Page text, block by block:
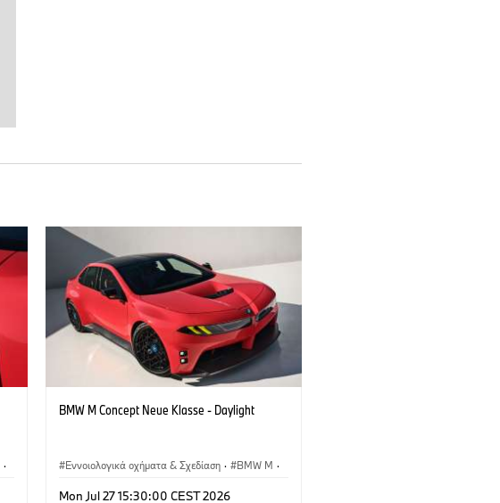
·
BMW M Concept Neue Klasse - Daylight
Εννοιολογικά οχήματα & Σχεδίαση · BMW M ·
Mon Jul 27 15:30:00 CEST 2026